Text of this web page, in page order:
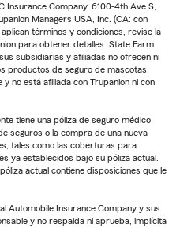
Insurance Company, 6100-4th Ave S,
Managers USA, Inc. (CA: con
términos y condiciones, revise la
para obtener detalles. State Farm
subsidiarias y afiliadas no ofrecen ni
productos de seguro de mascotas.
no está afiliada con Trupanion ni con
tiene una póliza de seguro médico
seguros o la compra de una nueva
tales como las coberturas para
ya establecidos bajo su póliza actual.
actual contiene disposiciones que le
Automobile Insurance Company y sus
y no respalda ni aprueba, implícita